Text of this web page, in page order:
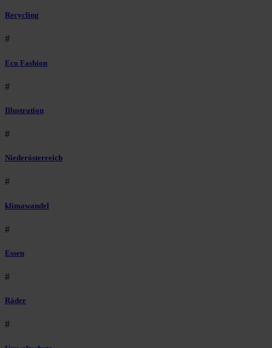
Recycling
#
Eco Fashion
#
Illustration
#
Niederösterreich
#
klimawandel
#
Essen
#
Räder
#